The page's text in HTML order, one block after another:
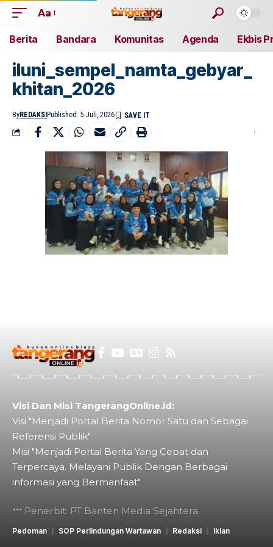
Aa
Berita Bandara Komunitas Agenda Ekbis
iluni_sempel_namta_gebyar_
khitan_2026
ByREDAKSI Published: 5 Juli, 2026
Visi Dan Misi TangerangOnline.id:
Visi "Menjadi Portal Berita Nomor Satu dan Sebagai
Referensi Publik"
Misi "Menjadi Portal Berita Yang Cepat dan
Terpercaya. Melayani Publik Dengan Berbagai
informasi yang Bermanfaat"
Penerbit: PT Banten Media Sejahtera
Pedoman SOP Perlindungan Wartawan Redaksi Iklan